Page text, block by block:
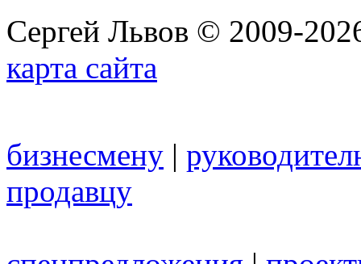
Сергей Львов © 2009-
карта сайта
бизнесмену |
продавцу